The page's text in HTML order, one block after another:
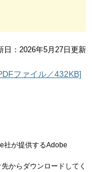
日：2026年5月27日更新
ファイル／432KB]
社が提供するAdobe
からダウンロードしてく